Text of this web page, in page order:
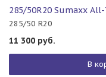
285/50R20 Sumaxx
285/50 R20
11 300 руб.
В